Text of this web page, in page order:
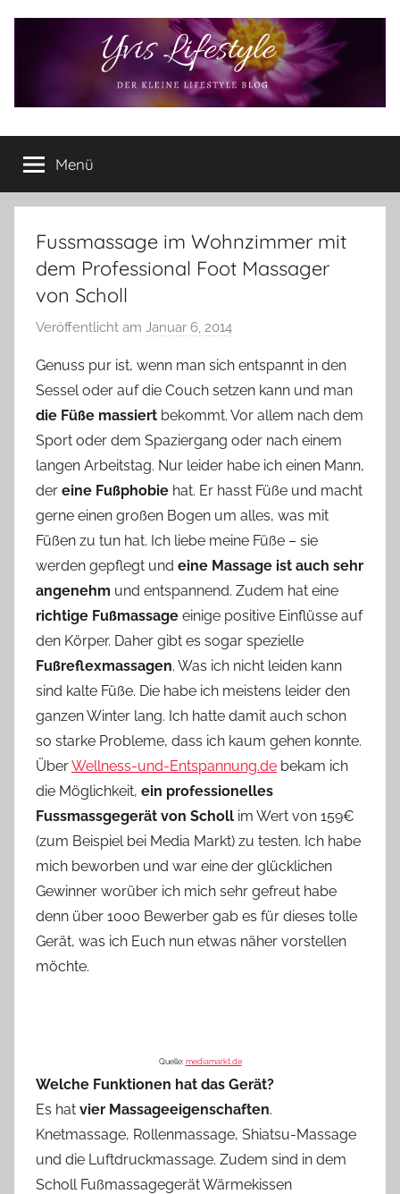
Yvis
Lifestyle
Lifestyle
Blog
–
Lifestyle,
Rezensionen,
Produkttests
und
Menü
Fussmassage im Wohnzimmer mit
dem Professional Foot Massager
von Scholl
Veröffentlicht am Januar 6, 2014
n
Y
v
o
n
n
e
Genuss pur ist, wenn man sich entspannt in den
Sessel oder auf die Couch setzen kann und man
die Füße massiert bekommt. Vor allem nach dem
Sport oder dem Spaziergang oder nach einem
langen Arbeitstag. Nur leider habe ich einen Mann,
der eine Fußphobie hat. Er hasst Füße und macht
gerne einen großen Bogen um alles, was mit
Füßen zu tun hat. Ich liebe meine Füße – sie
werden gepflegt und eine Massage ist auch sehr
angenehm und entspannend. Zudem hat eine
richtige Fußmassage einige positive Einflüsse auf
den Körper. Daher gibt es sogar spezielle
Fußreflexmassagen. Was ich nicht leiden kann
sind kalte Füße. Die habe ich meistens leider den
ganzen Winter lang. Ich hatte damit auch schon
so starke Probleme, dass ich kaum gehen konnte.
ÜberWellness-und-Entspannung.de bekam ich
die Möglichkeit, ein professionelles
Fussmassgegerät von Scholl im Wert von 159€
(zum Beispiel bei Media Markt) zu testen. Ich habe
mich beworben und war eine der glücklichen
Gewinner worüber ich mich sehr gefreut habe
denn über 1000 Bewerber gab es für dieses tolle
Gerät, was ich Euch nun etwas näher vorstellen
möchte.
Quelle: mediamarkt.de
Welche Funktionen hat das Gerät?
Es hat vier Massageeigenschaften.
Knetmassage, Rollenmassage, Shiatsu-Massage
und die Luftdruckmassage. Zudem sind in dem
Scholl Fußmassagegerät Wärmekissen